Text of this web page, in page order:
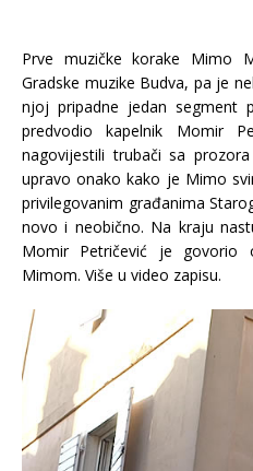
Prve muzičke korake Mimo
Gradske muzike Budva, pa je
njoj pripadne jedan segment
predvodio kapelnik Momir
nagovijestili trubači sa
upravo onako kako je Mimo
privilegovanim građanima
novo i neobično. Na kraju
Momir Petričević je govorio
Mimom. Više u video zapisu.